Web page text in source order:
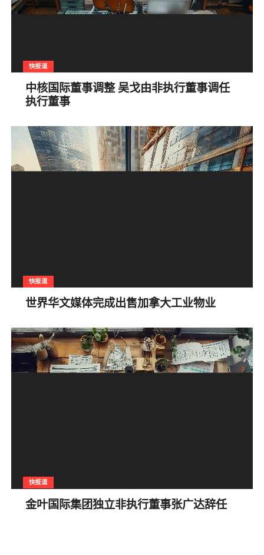
快报道
中核国际董事调整 吴戈由非执行董事调任
执行董事
快报道
世界华文媒体完成出售加拿大工业物业
快报道
金叶国际集团独立非执行董事张广达辞任